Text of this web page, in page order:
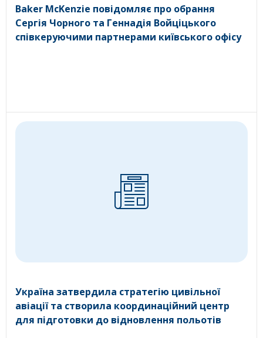
Baker McKenzie повідомляє про обрання
Сергія Чорного та Геннадія Войціцького
співкеруючими партнерами київського офісу
Україна затвердила стратегію цивільної
авіації та створила координаційний центр
для підготовки до відновлення польотів